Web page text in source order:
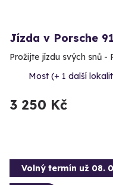
Jízda v Porsche
Prožijte jízdu svých snů -
Most (+ 1 další
3 250 Kč
Volný termín už 08.